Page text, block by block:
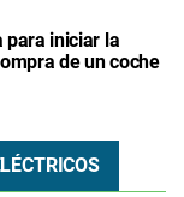
para iniciar la
de un coche